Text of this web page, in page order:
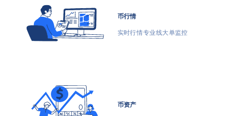
币行情
实时行情 专业K线 大单监控
币资产